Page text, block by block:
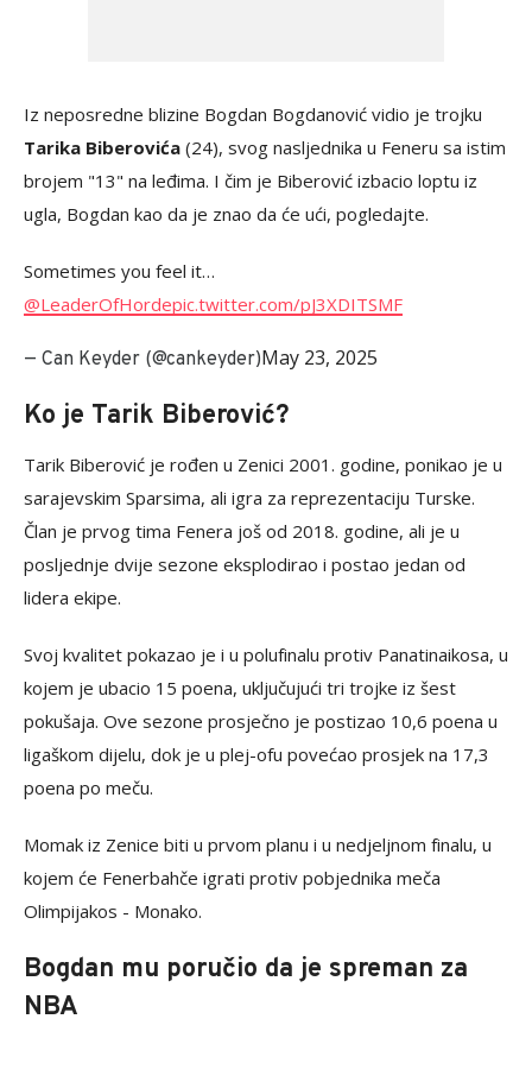
Iz neposredne blizine Bogdan Bogdanović vidio je trojku
Tarika Biberovića (24), svog nasljednika u Feneru sa istim
brojem "13" na leđima. I čim je Biberović izbacio loptu iz
ugla, Bogdan kao da je znao da će ući, pogledajte.
Sometimes you feel it…
@LeaderOfHordepic.twitter.com/pJ3XDITSMF
— Can Keyder (@cankeyder)May 23, 2025
Ko je Tarik Biberović?
Tarik Biberović je rođen u Zenici 2001. godine, ponikao je u
sarajevskim Sparsima, ali igra za reprezentaciju Turske.
Član je prvog tima Fenera još od 2018. godine, ali je u
posljednje dvije sezone eksplodirao i postao jedan od
lidera ekipe.
Svoj kvalitet pokazao je i u polufinalu protiv Panatinaikosa, u
kojem je ubacio 15 poena, uključujući tri trojke iz šest
pokušaja. Ove sezone prosječno je postizao 10,6 poena u
ligaškom dijelu, dok je u plej-ofu povećao prosjek na 17,3
poena po meču.
Momak iz Zenice biti u prvom planu i u nedjeljnom finalu, u
kojem će Fenerbahče igrati protiv pobjednika meča
Olimpijakos - Monako.
Bogdan mu poručio da je spreman za
NBA